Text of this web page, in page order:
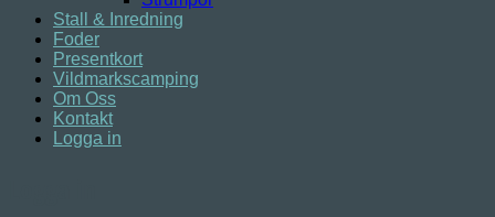
Stall & Inredning
Foder
Presentkort
Vildmarkscamping
Om Oss
Kontakt
Logga in